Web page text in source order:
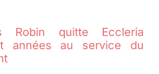
Robin quitte Eccleria
années au service du